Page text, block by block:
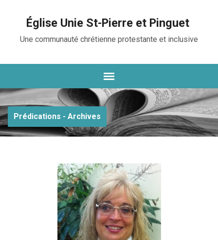
Église Unie St-Pierre et Pinguet
Une communauté chrétienne protestante et inclusive
Prédications - Archives